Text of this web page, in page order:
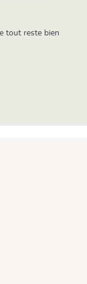
tout reste bien